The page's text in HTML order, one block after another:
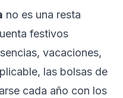
no es una resta
festivos
vacaciones,
las bolsas de
cada año con los